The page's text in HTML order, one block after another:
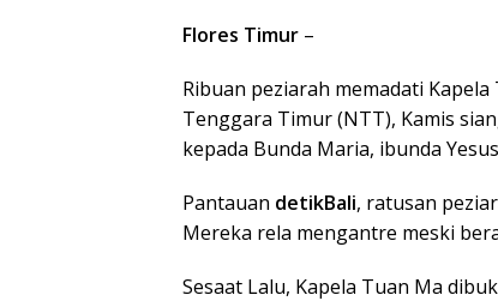
Flores Timur –
Ribuan peziarah memadati
Tenggara Timur (NTT), Kamis
kepada Bunda Maria, ibunda
Pantauan detikBali, ratusan
Mereka rela mengantre meski
Sesaat Lalu, Kapela Tuan Ma